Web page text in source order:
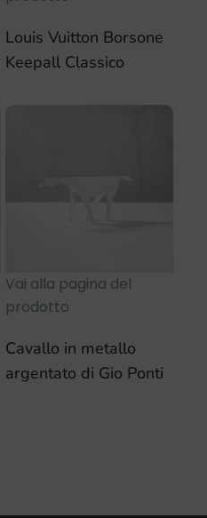
Louis Vuitton Borsone
Keepall Classico
Vai alla pagina del
prodotto
Cavallo in metallo
argentato di Gio Ponti